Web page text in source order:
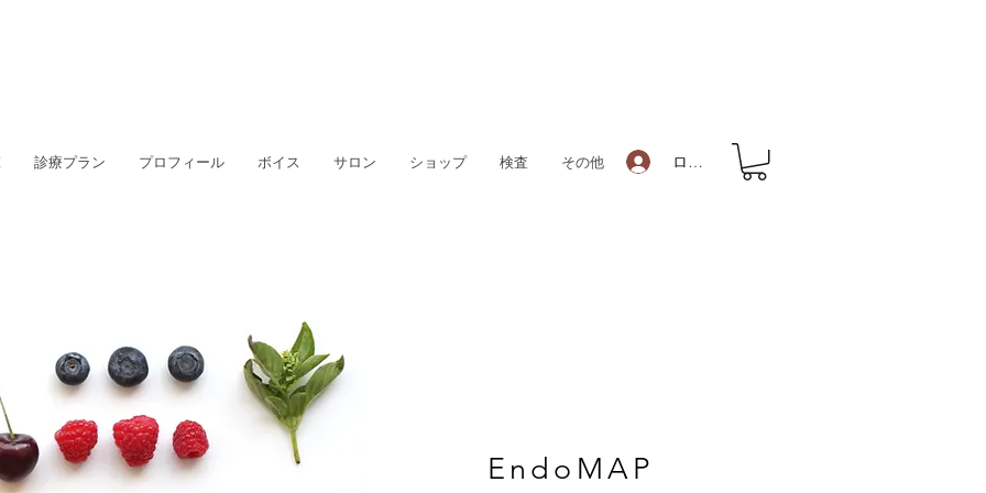
診療プラン プロフィール ボイス サロン ショップ 検査 その他 ログイン
EndoMAP